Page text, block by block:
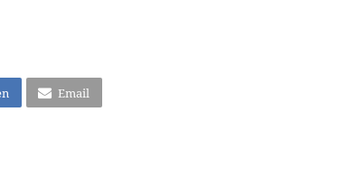
Email